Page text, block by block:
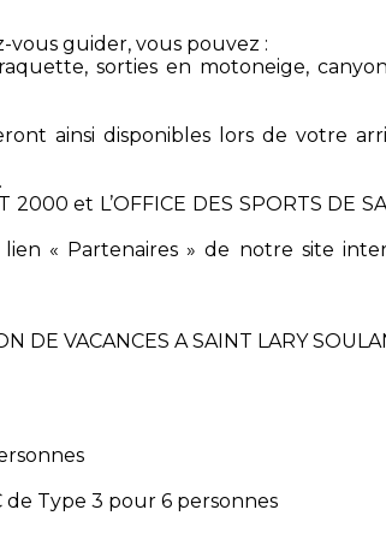
vous guider, vous pouvez :
sorties en motoneige,
ainsi disponibles lors de votre
et L’OFFICE DES SPORTS DE
« Partenaires » de notre site
DE VACANCES A SAINT LARY
de Type 3 pour 6 personnes